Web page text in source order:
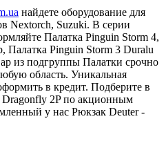
найдете оборудование для
Nextorch, Suzuki. В серии
Палатка Pinguin Storm 4,
Палатка Pinguin Storm 3 Duralu
из подгруппы Палатки срочно
область. Уникальная
в кредит. Подберите в
Dragonfly 2P по акционным
у нас Рюкзак Deuter -